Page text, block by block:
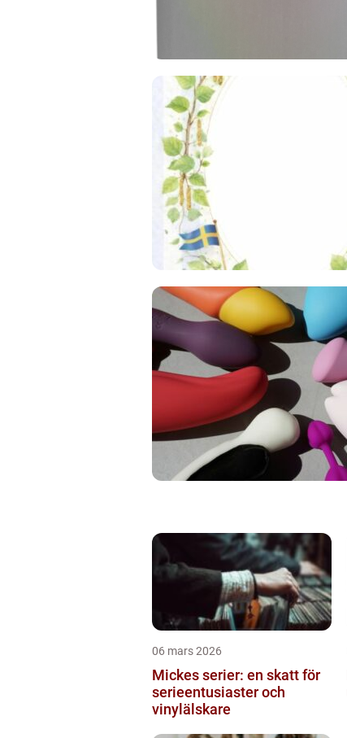
06 mars 2026
Mickes serier: en skatt för
serieentusiaster och
vinylälskare